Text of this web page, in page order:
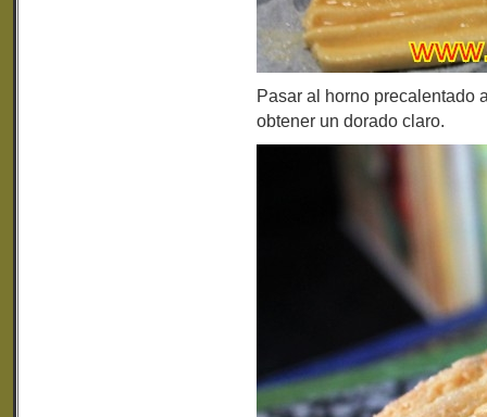
Pasar al horno precalentado
obtener un dorado claro.